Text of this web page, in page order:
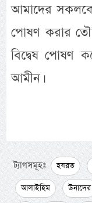
আমাদের সকলকে
পোষণ করার
বিদ্বেষ পোষণ
আমীন।
ট্যাগসমূহঃ হযরত
আলাইহিম
উনাদের